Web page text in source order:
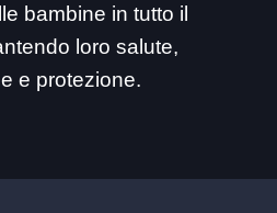
bambine in tutto il
loro salute,
e protezione.